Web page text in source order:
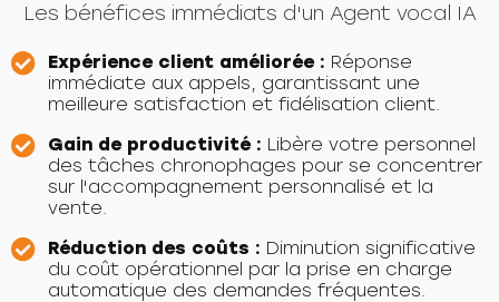
Les bénéfices immédiats d'un Agent vocal IA
Expérience client améliorée : Réponse
immédiate aux appels, garantissant une
meilleure satisfaction et fidélisation client.
Gain de productivité : Libère votre personnel
des tâches chronophages pour se concentrer
sur l'accompagnement personnalisé et la
vente.
Réduction des coûts : Diminution significative
du coût opérationnel par la prise en charge
automatique des demandes fréquentes.